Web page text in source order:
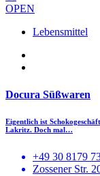
OPEN
Lebensmittel
Docura Süßwaren
Eigentlich ist
Lakritz. Doch mal…
+49 30 8179
Zossener Str.